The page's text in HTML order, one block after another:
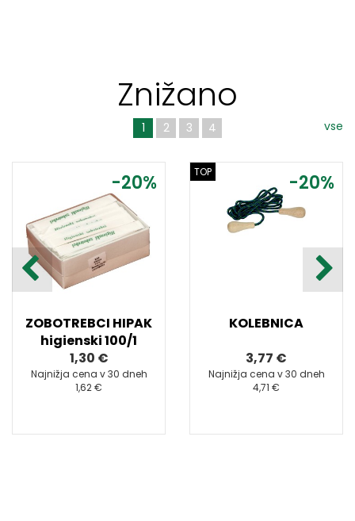
Znižano
vse
1 2 3 4
-20%
ZOBOTREBCI HIPAK
higienski 100/1
1,30 €
Najnižja cena v 30 dneh
1,62 €
-20%
TOP
KOLEBNICA
3,77 €
Najnižja cena v 30 dneh
4,71 €